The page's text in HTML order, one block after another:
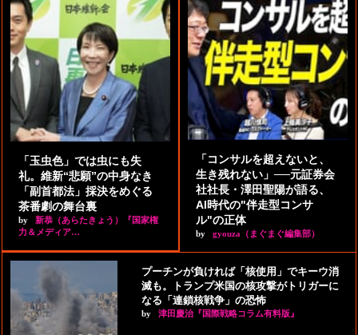
「玉虫色」では虫にも失
礼。維新“悲願”の中身なき
「副首都法」採決をめぐる
茶番劇の舞台裏
by
新恭（あらたきょう）『国家権
力＆メディア…
「コンサルを超えないと、
生き残れない」──元証券会
社社長・澤田聖陽が語る、
AI時代の"伴走型コンサ
ル"の正体
by gyouza（まぐまぐ編集部）
プーチンが負ければ「核使用」でキーウ消
滅も。トランプ米国の核攻撃がトリガーに
なる「連鎖核戦争」の恐怖
by 津田慶治『国際戦略コラム有料版』